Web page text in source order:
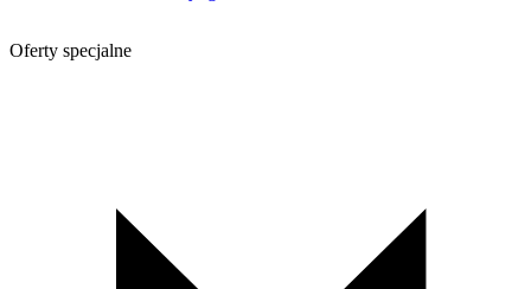
Oferty specjalne